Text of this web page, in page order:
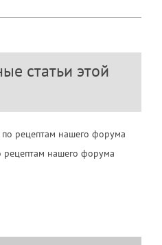
статьи этой
рецептам нашего форума